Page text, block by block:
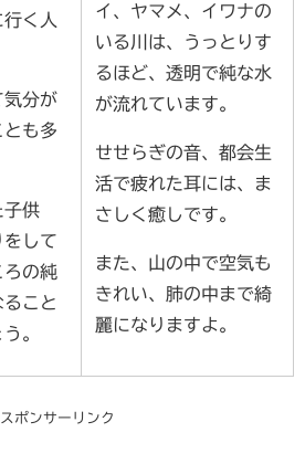
く人
気分が
とも多
子供
をして
ろの純
こと
。
イ、ヤマメ、イワナの
いる川は、うっとりす
るほど、透明で純な水
が流れています。
せせらぎの音、都会生
活で疲れた耳には、ま
さしく癒しです。
また、山の中で空気も
きれい、肺の中まで綺
麗になりますよ。
スポンサーリンク